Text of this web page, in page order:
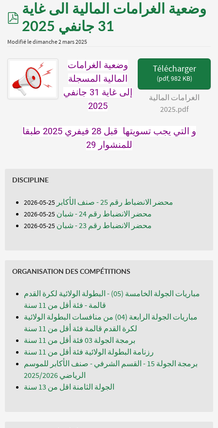
pdf
وضعية الغرامات المالية الى غاية
31 جانفي 2025
Modifié le dimanche 2 mars 2025
Télécharger
(pdf,982 KB)
الغرامات المالية
2025.pdf
وضعية الغرامات
المالية المسجلة
إلى غاية 31 جانفي
2025
و التي يجب تسويتها قبل 28 فيفري 2025 طبقا
للمنشوار 29
DISCIPLINE
محضر الانضباط رقم 25 - صنف الأكابر 25-05-2026
محضر الانضباط رقم 24 - شبان 25-05-2026
محضر الانضباط رقم 23 - شبان 25-05-2026
ORGANISATION DES COMPÉTITIONS
مباريات الجولة الخامسة (05) - البطولة الولائية لكرة القدم
قالمة - فئة أقل من 11 سنة
مباريات الجولة الرابعة (04) من منافسات البطولة الولائية
لكرة القدم قالمة فئة أقل من 11 سنة
برمجة الجولة 03 فئة أقل من 11 سنة
رزنامة البطولة الولائية فئة أقل من 11 سنة
برمجة الجولة 15 - القسم الشرفي - صنف الأكابر للموسم
الرياضي 2025/2026
الجولة الثامنة اقل من 13 سنة